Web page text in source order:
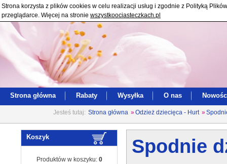
Strona korzysta z plików cookies w celu realizacji usług i zgodnie z Polityką
przeglądarce. Więcej na stronie wszystkoociasteczkach.pl
Strona główna Rabaty Wysyłka O nas
Jesteś tutaj: Strona główna »Odzież dziecięca - Hurt »
Koszyk
Produktów w koszyku: 0
Spodnie